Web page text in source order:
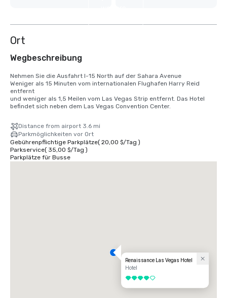
Ort
Wegbeschreibung
Nehmen Sie die Ausfahrt I-15 North auf der Sahara Avenue
Weniger als 15 Minuten vom internationalen Flughafen Harry Reid
entfernt
und weniger als 1,5 Meilen vom Las Vegas Strip entfernt. Das Hotel
befindet sich neben dem Las Vegas Convention Center.
Distance from airport 3.6 mi
Parkmöglichkeiten vor Ort
Gebührenpflichtige Parkplätze( 20,00 $/Tag )
Parkservice( 35,00 $/Tag )
Parkplätze für Busse
Renaissance Las Vegas Hotel
Hotel
4 von 5